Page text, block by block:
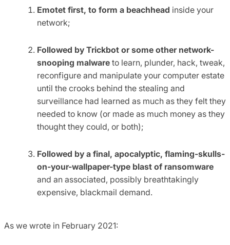
Emotet first, to form a beachhead inside your
network;
Followed by Trickbot or some other network-
snooping malware to learn, plunder, hack, tweak,
reconfigure and manipulate your computer estate
until the crooks behind the stealing and
surveillance had learned as much as they felt they
needed to know (or made as much money as they
thought they could, or both);
Followed by a final, apocalyptic, flaming-skulls-
on-your-wallpaper-type blast of ransomware
and an associated, possibly breathtakingly
expensive, blackmail demand.
As we wrote in February 2021: